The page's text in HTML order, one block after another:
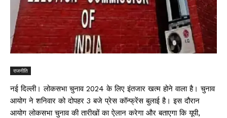
राजनीति
नई दिल्ली। लोकसभा चुनाव 2024 के लिए इंतजार खत्म होने वाला है। चुनाव
आयोग ने शनिवार को दोपहर 3 बजे प्रेस कॉन्फ्रेंस बुलाई है। इस दौरान
आयोग लोकसभा चुनाव की तारीखों का ऐलान करेगा और बताएगा कि यूपी,